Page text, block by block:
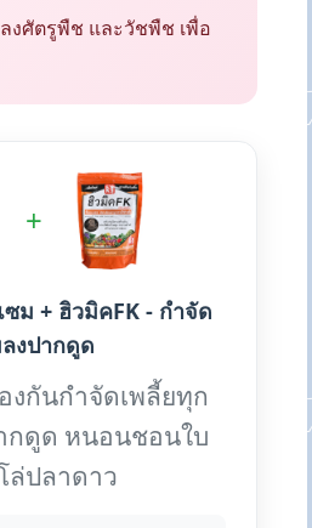
งศัตรูพืช และวัชพืช เพื่อ
+
ม + ฮิวมิคFK - กำจัด
งปากดูด
งกันกำจัดเพลี้ยทุก
กดูด หนอนชอนใบ
ล่ปลาดาว